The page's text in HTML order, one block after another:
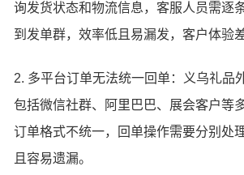
询发货状态和物流信息，客服人员需逐
到发单群，效率低且易漏发，客户体验差
2. 多平台订单无法统一回单：义乌礼品
包括微信社群、阿里巴巴、展会客户等
订单格式不统一，回单操作需要分别处
且容易遗漏。